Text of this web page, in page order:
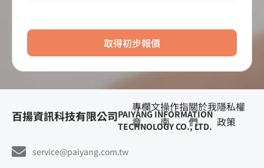
取得初步報價
百揚資訊科技有限公司PAIYANG INFORMATION
TECHNOLOGY CO., LTD.
專欄文
章
操作指
南
關於我
們
隱私權
政策
service@paiyang.com.tw